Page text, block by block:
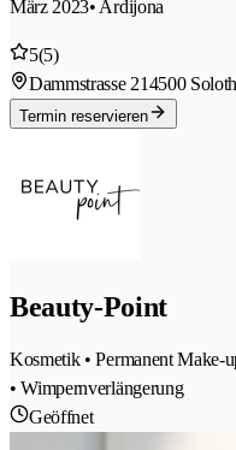
März 2023• Ardijona
5(5)
Dammstrasse 214500
Termin reservieren
Beauty-Point
Kosmetik • Permanent Make-
• Wimpernverlängerung
Geöffnet